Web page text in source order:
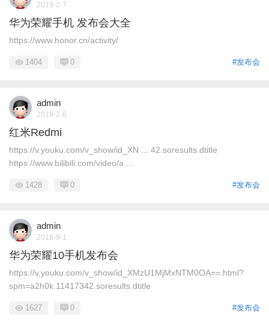
2019-2-7
华为荣耀手机 发布会大全
https://www.honor.cn/activity/
#发布会
1404 0
admin
2019-2-6
红米Redmi
https://v.youku.com/v_show/id_XN ... 42.soresults.dtitle
https://www.bilibili.com/video/a ...
#发布会
1428 0
admin
2018-9-1
华为荣耀10手机发布会
https://v.youku.com/v_show/id_XMzU1MjMxNTM0OA==.html?
spm=a2h0k.11417342.soresults.dtitle
#发布会
1627 0